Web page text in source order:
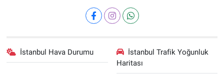
İstanbul Hava Durumu
İstanbul Trafik Yoğunluk
Haritası